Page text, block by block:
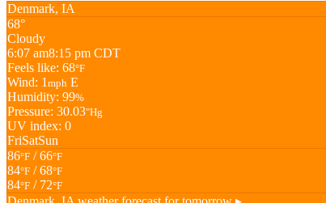
Denmark, IA
68°
Cloudy
6:07 am8:15 pm CDT
Feels like: 68°F
Wind: 1 mph E
Humidity: 99%
Pressure: 30.03"Hg
UV index: 0
FriSatSun
86°F / 66°F
84°F / 68°F
84°F / 72°F